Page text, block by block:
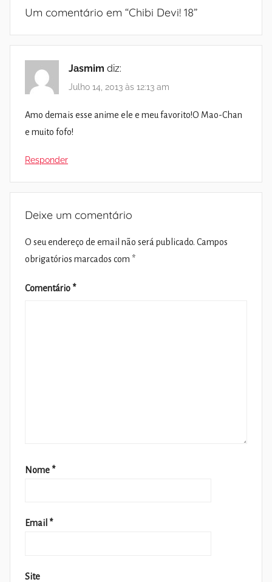
Um comentário em “Chibi Devi! 18”
Jasmim diz:
Julho 14, 2013 às 12:13 am
Amo demais esse anime ele e meu favorito!O Mao-Chan
e muito fofo!
Responder
Deixe um comentário
O seu endereço de email não será publicado. Campos
obrigatórios marcados com *
Comentário *
Nome *
Email *
Site